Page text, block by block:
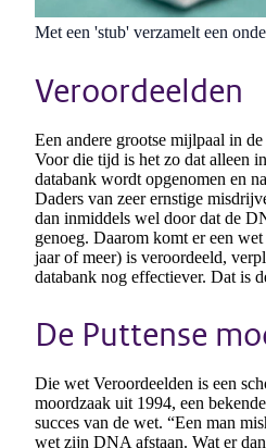
Met een 'stub' verzamelt een
Veroordeelden
Een andere grootse mijlpaal in
Voor die tijd is het zo dat alleen
databank wordt opgenomen en
Daders van zeer ernstige
dan inmiddels wel door dat de
genoeg. Daarom komt er een
jaar of meer) is veroordeeld,
databank nog effectiever. Dat is
De Puttense
Die wet Veroordeelden is een
moordzaak uit 1994, een
succes van de wet. “Een man
wet zijn DNA afstaan. Wat er